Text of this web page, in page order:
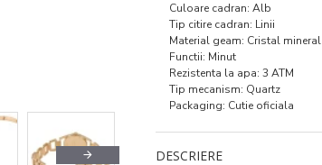
Culoare cadran: Alb
Tip citire cadran: Linii
Material geam: Cristal mineral
Functii: Minut
Rezistenta la apa: 3 ATM
Tip mecanism: Quartz
Packaging: Cutie oficiala
DESCRIERE